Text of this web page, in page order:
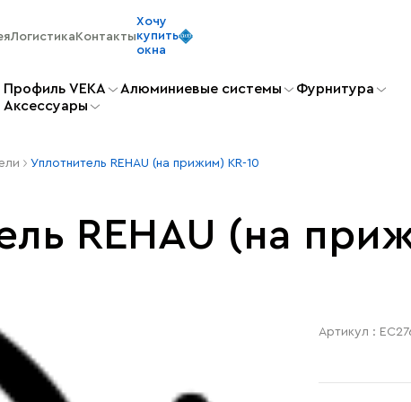
ЛогистикаКонтакты
Хочу
купить
окна
Профиль VEKA Алюминиевые системы
Фурнитура
Aксессуары
Уплотнитель REHAU (на прижим) KR-10
REHAU (на
Артикул :